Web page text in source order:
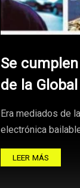
Se
de la
Era mediados de
electrónica
LEER MÁS